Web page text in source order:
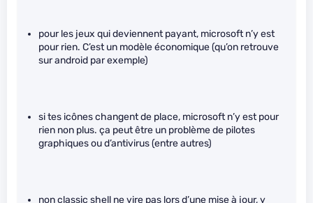
pour les jeux qui deviennent payant, microsoft n’y est
pour rien. C’est un modèle économique (qu’on retrouve
sur android par exemple)
si tes icônes changent de place, microsoft n’y est pour
rien non plus. ça peut être un problème de pilotes
graphiques ou d’antivirus (entre autres)
non classic shell ne vire pas lors d’une mise à jour, y